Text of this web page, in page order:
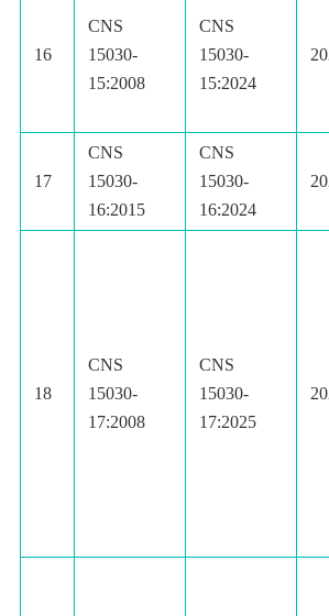
16
CNS
15030-
15:2008
CNS
15030-
15:2024
17
CNS
15030-
16:2015
CNS
15030-
16:2024
18
CNS
15030-
17:2008
CNS
15030-
17:2025